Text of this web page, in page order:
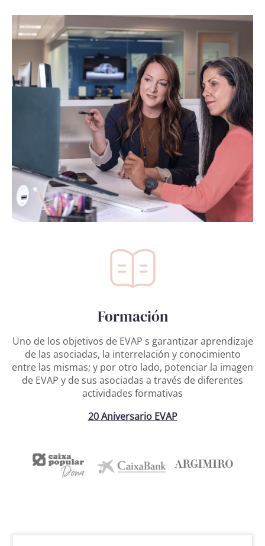
Formación
Uno de los objetivos de EVAP s garantizar aprendizaje
de las asociadas, la interrelación y conocimiento
entre las mismas; y por otro lado, potenciar la imagen
de EVAP y de sus asociadas a través de diferentes
actividades formativas
20 Aniversario EVAP